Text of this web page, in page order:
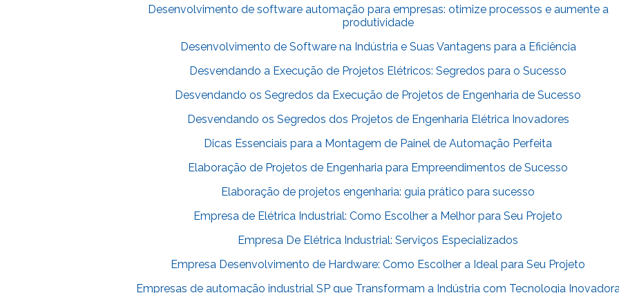
Desenvolvimento de software automação para empresas: otimize processos e aumente a
produtividade
Desenvolvimento de Software na Indústria e Suas Vantagens para a Eficiência
Desvendando a Execução de Projetos Elétricos: Segredos para o Sucesso
Desvendando os Segredos da Execução de Projetos de Engenharia de Sucesso
Desvendando os Segredos dos Projetos de Engenharia Elétrica Inovadores
Dicas Essenciais para a Montagem de Painel de Automação Perfeita
Elaboração de Projetos de Engenharia para Empreendimentos de Sucesso
Elaboração de projetos engenharia: guia prático para sucesso
Empresa de Elétrica Industrial: Como Escolher a Melhor para Seu Projeto
Empresa De Elétrica Industrial: Serviços Especializados
Empresa Desenvolvimento de Hardware: Como Escolher a Ideal para Seu Projeto
Empresas de automação industrial SP que Transformam a Indústria com Tecnologia